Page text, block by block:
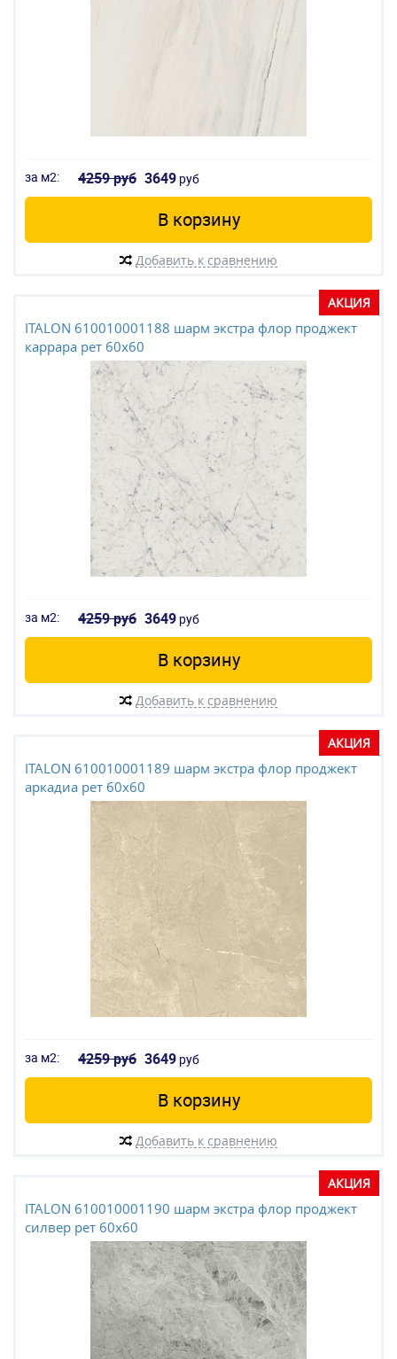
за м2: 4259 руб 3649 руб
В корзину
Добавить к сравнению
АКЦИЯ
ITALON 610010001188 шарм экстра флор проджект
каррара рет 60x60
за м2: 4259 руб 3649 руб
В корзину
Добавить к сравнению
АКЦИЯ
ITALON 610010001189 шарм экстра флор проджект
аркадиа рет 60x60
за м2: 4259 руб 3649 руб
В корзину
Добавить к сравнению
АКЦИЯ
ITALON 610010001190 шарм экстра флор проджект
силвер рет 60x60